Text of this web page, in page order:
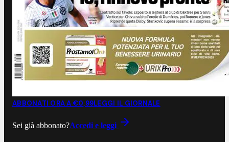
ABBONATI ORA A €0,99LEGGI IL GIORNALE
Sei già abbonato?Accedi e leggi